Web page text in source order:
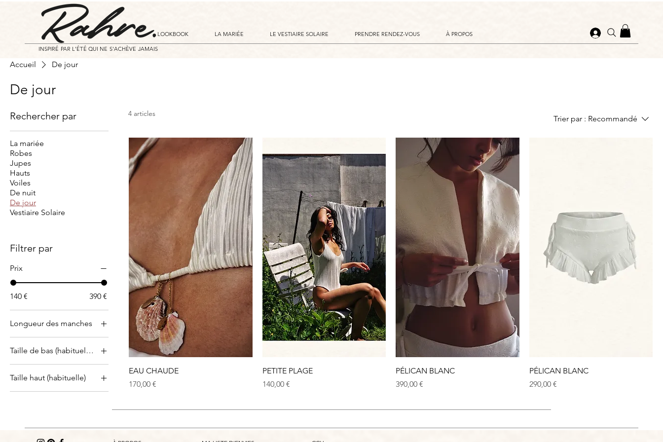
INSPIRÉ PAR L'ÉTÉ QUI NE S'ACHÈVE JAMAIS
LOOKBOOK LA MARIÉE LE VESTIAIRE SOLAIRE PRENDRE RENDEZ-VOUS À PROPOS
Accueil De jour
De jour
Rechercher par
La mariée
Robes
Jupes
Hauts
Voiles
De nuit
De jour
Vestiaire Solaire
Filtrer par
Prix
140 € 390 €
Longueur des manches
Manches courtes
(identiques à celle du
modèle)
Manches longues
Taille de bas (habituelle)
M
XS
Taille haut (habituelle)
4 articles
Trier par : Recommandé
EAU CHAUDE
Prix
170,00 €
PETITE PLAGE
Prix
140,00 €
PÉLICAN BLANC
Prix
390,00 €
PÉLICAN BLANC
Prix
290,00 €